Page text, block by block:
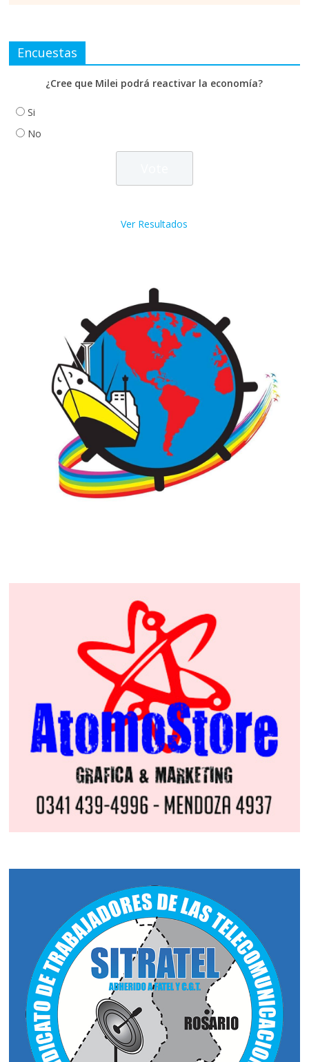
Encuestas
¿Cree que Milei podrá reactivar la economía?
Si
No
Ver Resultados